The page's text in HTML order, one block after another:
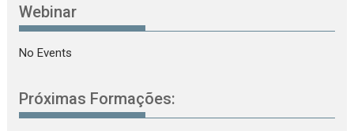
Webinar
No Events
Próximas Formações: